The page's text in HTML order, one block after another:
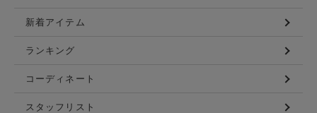
新着アイテム
ランキング
コーディネート
スタッフリスト